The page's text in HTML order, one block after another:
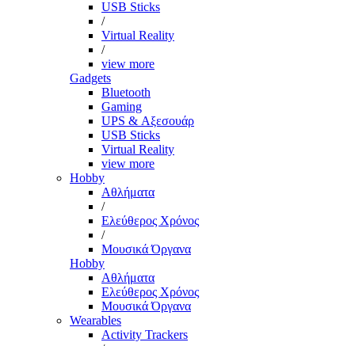
USB Sticks
/
Virtual Reality
/
view more
Gadgets
Bluetooth
Gaming
UPS & Αξεσουάρ
USB Sticks
Virtual Reality
view more
Hobby
Αθλήματα
/
Ελεύθερος Χρόνος
/
Μουσικά Όργανα
Hobby
Αθλήματα
Ελεύθερος Χρόνος
Μουσικά Όργανα
Wearables
Activity Trackers